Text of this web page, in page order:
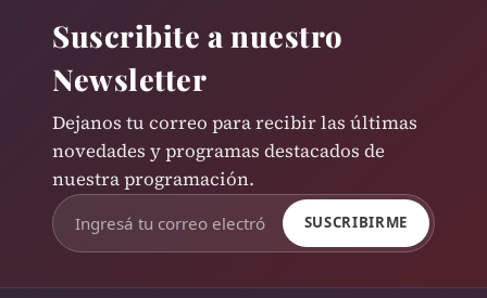
Suscribite a nuestro
Newsletter
Dejanos tu correo para recibir las últimas
novedades y programas destacados de
nuestra programación.
SUSCRIBIRME